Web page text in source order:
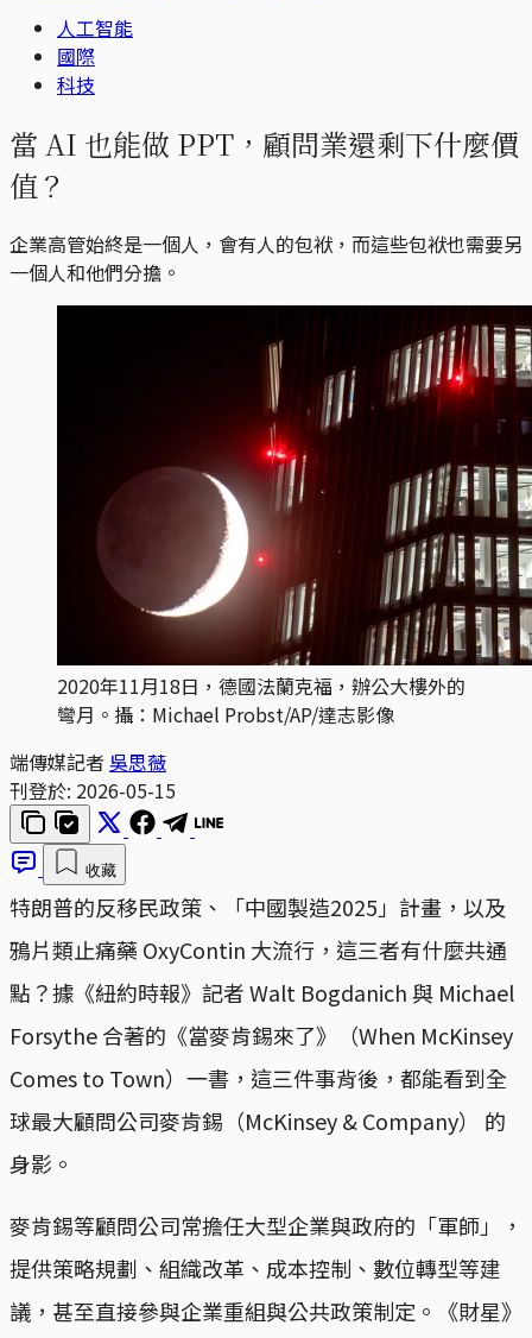
人工智能
國際
科技
當 AI 也能做 PPT，顧問業還剩下什麼價
值？
企業高管始終是一個人，會有人的包袱，而這些包袱也需要另
一個人和他們分擔。
2020年11月18日，德國法蘭克福，辦公大樓外的
彎月。攝：Michael Probst/AP/達志影像
端傳媒記者 吳思薇
刊登於: 2026-05-15
收藏
特朗普的反移民政策、「中國製造2025」計畫，以及
鴉片類止痛藥 OxyContin 大流行，這三者有什麼共通
點？據《紐約時報》記者 Walt Bogdanich 與 Michael
Forsythe 合著的《當麥肯錫來了》（When McKinsey
Comes to Town）一書，這三件事背後，都能看到全
球最大顧問公司麥肯錫（McKinsey & Company） 的
身影。
麥肯錫等顧問公司常擔任大型企業與政府的「軍師」，
提供策略規劃、組織改革、成本控制、數位轉型等建
議，甚至直接參與企業重組與公共政策制定。《財星》